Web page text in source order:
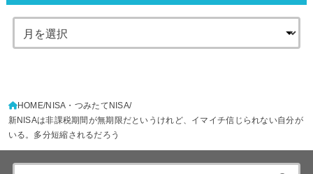
HOME NISA・つみたてNISA
新NISAは非課税期間が無期限だというけれど、イマイチ信じられない自分が
いる。多分短縮されるだろう